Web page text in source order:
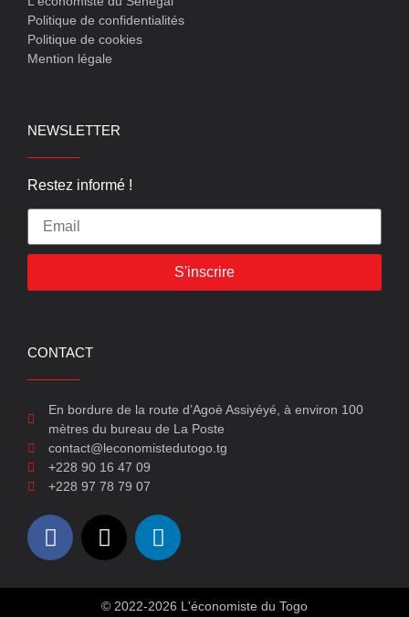
Politique de confidentialités
Politique de cookies
Mention légale
NEWSLETTER
Restez informé !
S'inscrire
CONTACT
En bordure de la route d’Agoè Assiyéyé, à environ 100
mètres du bureau de La Poste
contact@leconomistedutogo.tg
+228 90 16 47 09
+228 97 78 79 07
© 2022-2026 L'économiste du Togo